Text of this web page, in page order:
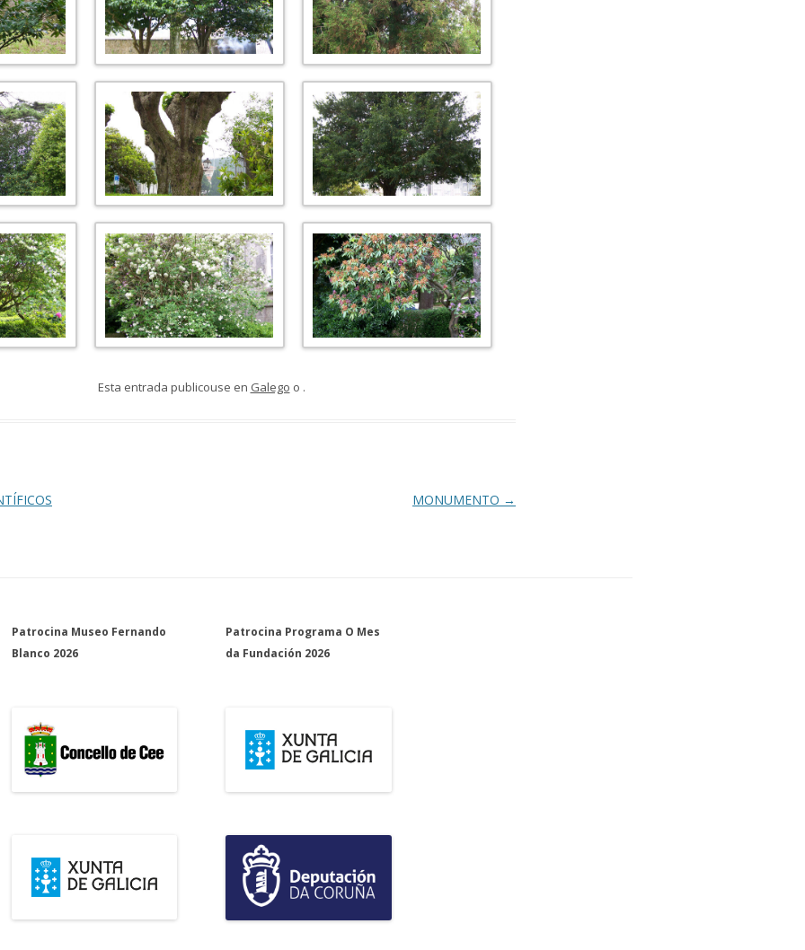
Esta entrada publicouse en Galego o .
MONUMENTO →
Patrocina Museo Fernando
Blanco 2026
Patrocina Programa O Mes
da Fundación 2026